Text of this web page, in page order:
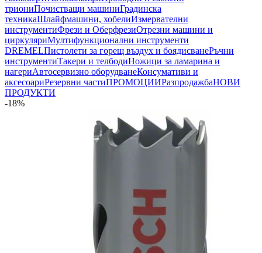
триониПочистващи машиниГрадинска
техникаШлайфмашини, хобелиИзмервателни
инструментиФрези и ОберфрезиОтрезни машини и
циркуляриМултифункционални инструменти
DREMELПистолети за горещ въздух и боядисванеРъчни
инструментиТакери и телбодиНожици за ламарина и
нагериАвтосервизно оборудванеКонсумативи и
аксесоариРезервни частиПРОМОЦИИРазпродажбаНОВИ
ПРОДУКТИ
-18%